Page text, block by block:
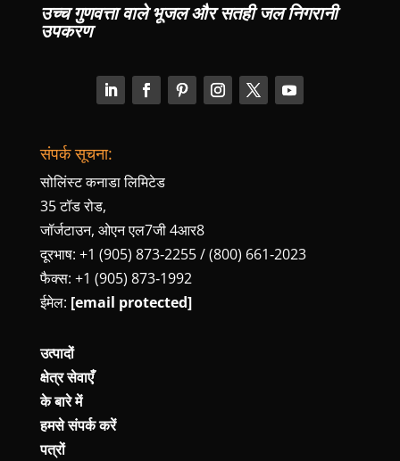
उच्च गुणवत्ता वाले भूजल और सतही जल निगरानी
उपकरण
संपर्क सूचना:
सोलिंस्ट कनाडा लिमिटेड
35 टॉड रोड,
जॉर्जटाउन, ओएन एल7जी 4आर8
दूरभाष: +1 (905) 873‑2255 / (800) 661‑2023
फैक्स: +1 (905) 873‑1992
ईमेल: [email protected]
उत्पादों
क्षेत्र सेवाएँ
के बारे में
हमसे संपर्क करें
पत्रों